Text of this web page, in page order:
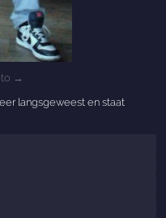
→
langsgeweest en staat